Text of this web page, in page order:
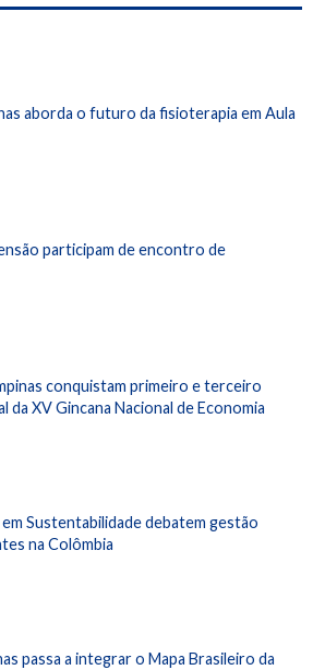
aborda o futuro da fisioterapia em Aula
participam de encontro de
conquistam primeiro e terceiro
da XV Gincana Nacional de Economia
Sustentabilidade debatem gestão
na Colômbia
passa a integrar o Mapa Brasileiro da